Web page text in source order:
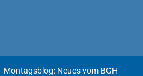
Montagsblog: Neues vom BGH